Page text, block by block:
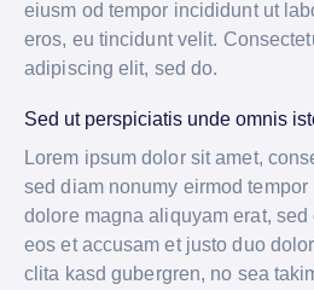
eiusm od tempor incididunt ut
eros, eu tincidunt velit.
adipiscing elit, sed do.
Sed ut perspiciatis unde omnis
Lorem ipsum dolor sit amet,
sed diam nonumy eirmod
dolore magna aliquyam erat,
eos et accusam et justo duo
clita kasd gubergren, no sea